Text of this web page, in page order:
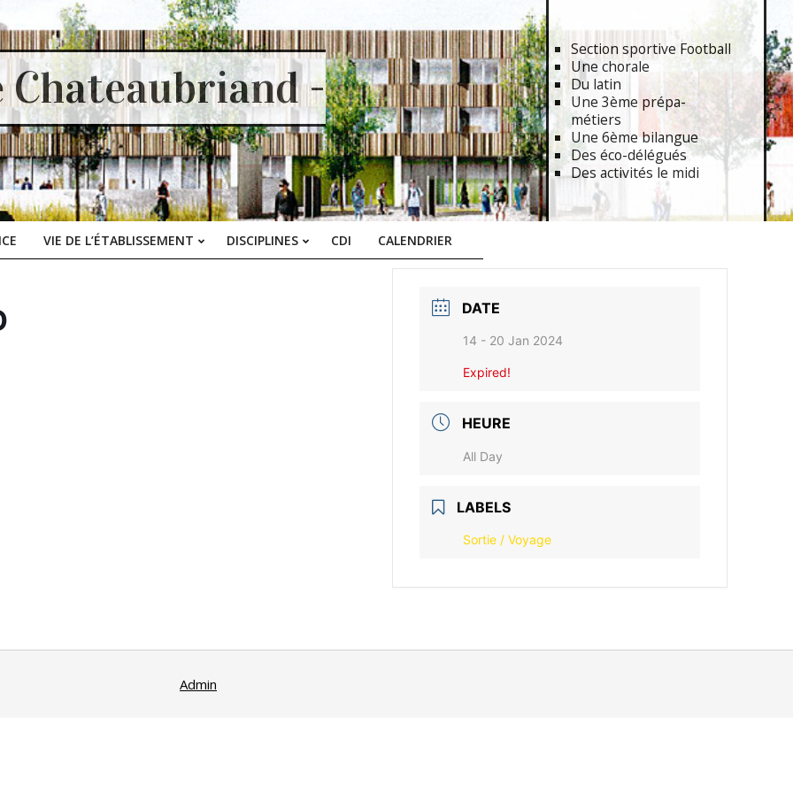
Chateaubriand -
Section sportive Football
Une chorale
Du latin
Une 3ème prépa-
métiers
Une 6ème bilangue
Des éco-délégués
Des activités le midi
Primary
VIE DE L’ÉTABLISSEMENT DISCIPLINES CDI CALENDRIER
DATE
14 - 20 Jan 2024
Expired!
HEURE
All Day
LABELS
Sortie / Voyage
Admin